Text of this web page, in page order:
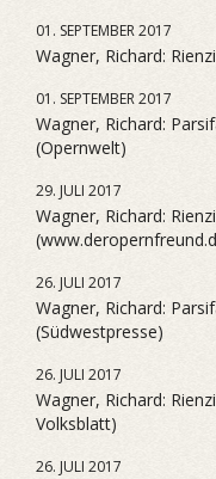
01. SEPTEMBER 2017
Wagner, Richard:
01. SEPTEMBER 2017
Wagner, Richard:
(Opernwelt)
29. JULI 2017
Wagner, Richard:
26. JULI 2017
Wagner, Richard:
(Südwestpresse)
26. JULI 2017
Wagner, Richard:
Volksblatt)
26. JULI 2017